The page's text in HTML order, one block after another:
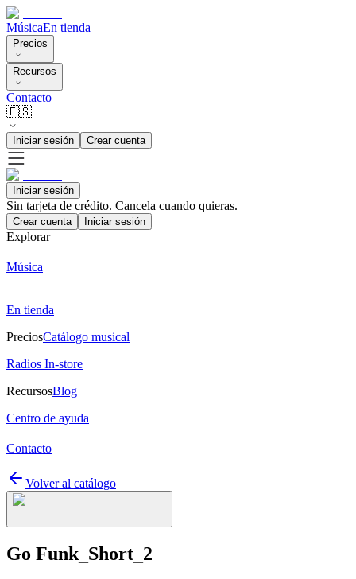
MúsicaEn tienda
Precios
Recursos
Contacto
🇪🇸
Iniciar sesión Crear cuenta
Iniciar sesión
Sin tarjeta de crédito. Cancela cuando quieras.
Crear cuenta Iniciar sesión
Explorar
Música
En tienda
PreciosCatálogo musical
Radios In-store
RecursosBlog
Centro de ayuda
Contacto
Volver al catálogo
Go Funk_Short_2